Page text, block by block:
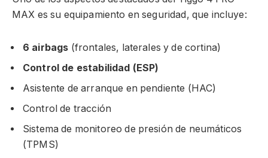
MAX es su equipamiento en seguridad, que incluye:
6 airbags (frontales, laterales y de cortina)
Control de estabilidad (ESP)
Asistente de arranque en pendiente (HAC)
Control de tracción
Sistema de monitoreo de presión de neumáticos
(TPMS)